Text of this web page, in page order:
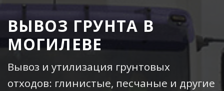
ВЫВОЗ ГРУНТА В
МОГИЛЕВЕ
Вывоз и утилизация грунтовых
отходов: глинистые, песчаные и другие